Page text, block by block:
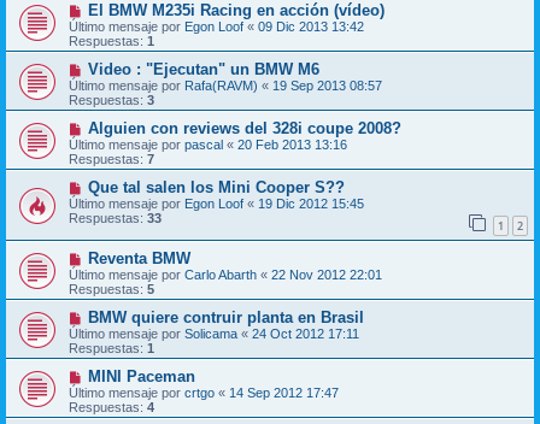
El BMW M235i Racing en acción (vídeo)
Último mensaje por Egon Loof « 09 Dic 2013 13:42
Respuestas: 1
Video : "Ejecutan" un BMW M6
Último mensaje por Rafa(RAVM) « 19 Sep 2013 08:57
Respuestas: 3
Alguien con reviews del 328i coupe 2008?
Último mensaje por pascal « 20 Feb 2013 13:16
Respuestas: 7
Que tal salen los Mini Cooper S??
Último mensaje por Egon Loof « 19 Dic 2012 15:45
Respuestas: 33 1 2
Reventa BMW
Último mensaje por Carlo Abarth « 22 Nov 2012 22:01
Respuestas: 5
BMW quiere contruir planta en Brasil
Último mensaje por Solicama « 24 Oct 2012 17:11
Respuestas: 1
MINI Paceman
Último mensaje por crtgo « 14 Sep 2012 17:47
Respuestas: 4